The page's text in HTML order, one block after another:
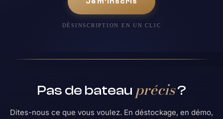
DÉSINSCRIPTION EN UN CLIC
Pas de bateau précis?
Dites-nous ce que vous voulez. En déstockage, en démo,